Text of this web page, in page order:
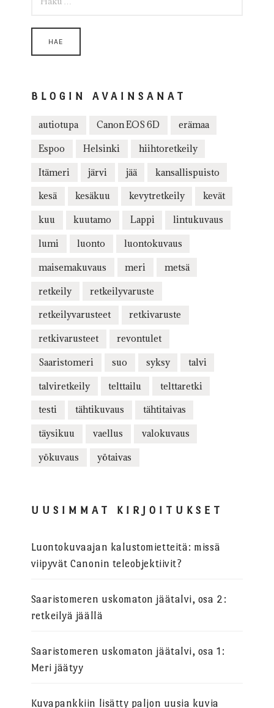
BLOGIN AVAINSANAT
autiotupa Canon EOS 6D erämaa
Espoo Helsinki hiihtoretkeily
Itämeri järvi jää kansallispuisto
kesä kesäkuu kevytretkeily kevät
kuu kuutamo Lappi lintukuvaus
lumi luonto luontokuvaus
maisemakuvaus meri metsä
retkeily retkeilyvaruste
retkeilyvarusteet retkivaruste
retkivarusteet revontulet
Saaristomeri suo syksy talvi
talviretkeily telttailu telttaretki
testi tähtikuvaus tähtitaivas
täysikuu vaellus valokuvaus
yökuvaus yötaivas
UUSIMMAT KIRJOITUKSET
Luontokuvaajan kalustomietteitä: missä
viipyvät Canonin teleobjektiivit?
Saaristomeren uskomaton jäätalvi, osa 2:
retkeilyä jäällä
Saaristomeren uskomaton jäätalvi, osa 1:
Meri jäätyy
Kuvapankkiin lisätty paljon uusia kuvia